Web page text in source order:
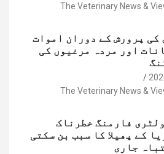
The Veterinary News &
کی پرورش کے دوران اموات
اور مردہ مرغیوں کی
The Veterinary News &
فارمنگ خطرناک
کے پھیلا کا سبب بن سکتی
جاری